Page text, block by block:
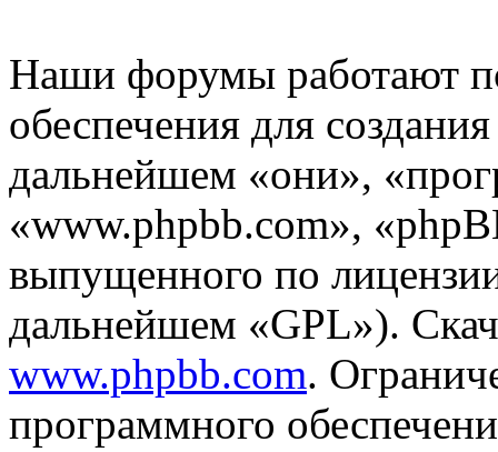
Наши форумы работают
обеспечения для
дальнейшем «они»,
«www.phpbb.com»,
выпущенного по
дальнейшем «GPL»).
www.phpbb.com.
программного